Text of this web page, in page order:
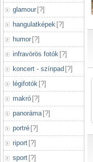
glamour [?]
hangulatképek [?]
humor [?]
infravörös fotók [?]
koncert - színpad [?]
légifotók [?]
makró [?]
panoráma [?]
portré [?]
riport [?]
sport [?]